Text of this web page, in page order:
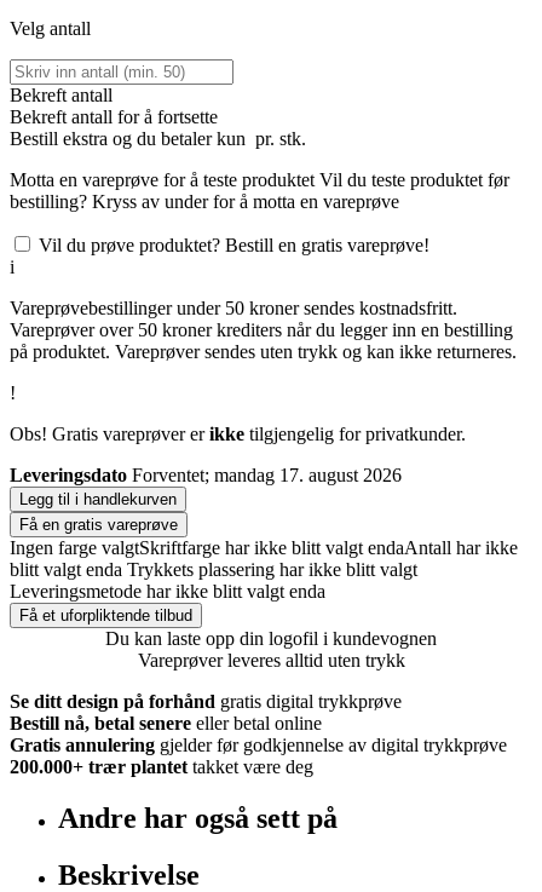
Velg antall
Bekreft antall
Bekreft antall for å fortsette
Bestill ekstra og du betaler kun pr. stk.
Motta en vareprøve for å teste produktetVil du teste produktet før
bestilling? Kryss av under for å motta en vareprøve
Vil du prøve produktet? Bestill en gratis vareprøve!
i
Vareprøvebestillinger under 50 kroner sendes kostnadsfritt.
Vareprøver over 50 kroner krediters når du legger inn en bestilling
på produktet. Vareprøver sendes uten trykk og kan ikke returneres.
!
Obs! Gratis vareprøver erikke tilgjengelig for privatkunder.
Leveringsdato Forventet; mandag 17. august 2026
Legg til i handlekurven
Få en gratis vareprøve
Ingen farge valgtSkriftfarge har ikke blitt valgt endaAntall har ikke
blitt valgt enda Trykkets plassering har ikke blitt valgt
Leveringsmetode har ikke blitt valgt enda
Få et uforpliktende tilbud
Du kan laste opp din logofil i kundevognen
Vareprøver leveres alltid uten trykk
Se ditt design på forhånd gratis digital trykkprøve
Bestill nå, betal senere eller betal online
Gratis annulering gjelder før godkjennelse av digital trykkprøve
200.000+ trær plantet takket være deg
Andre har også sett på
Beskrivelse